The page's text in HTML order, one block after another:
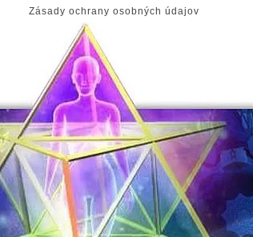
Zásady ochrany osobných údajov